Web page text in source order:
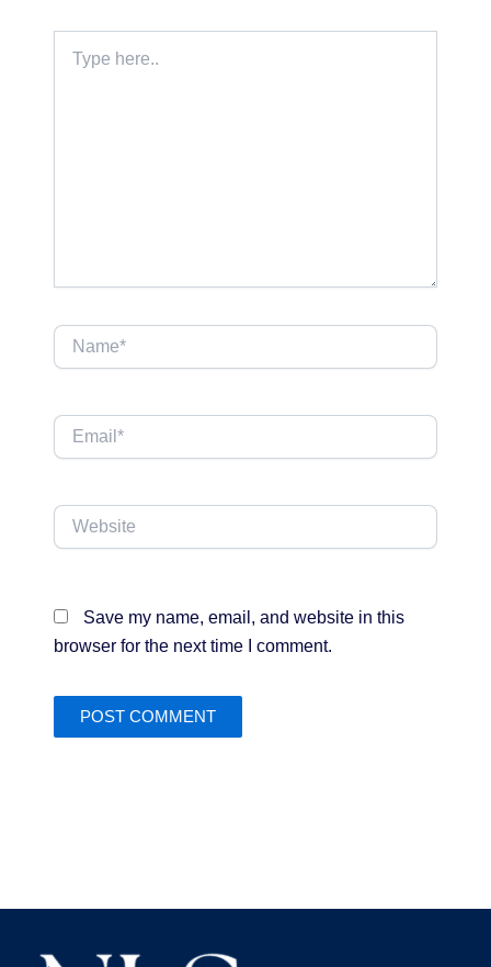
here..
Name*
Email*
Website
Save my name, email, and website in this
browser for the next time I comment.